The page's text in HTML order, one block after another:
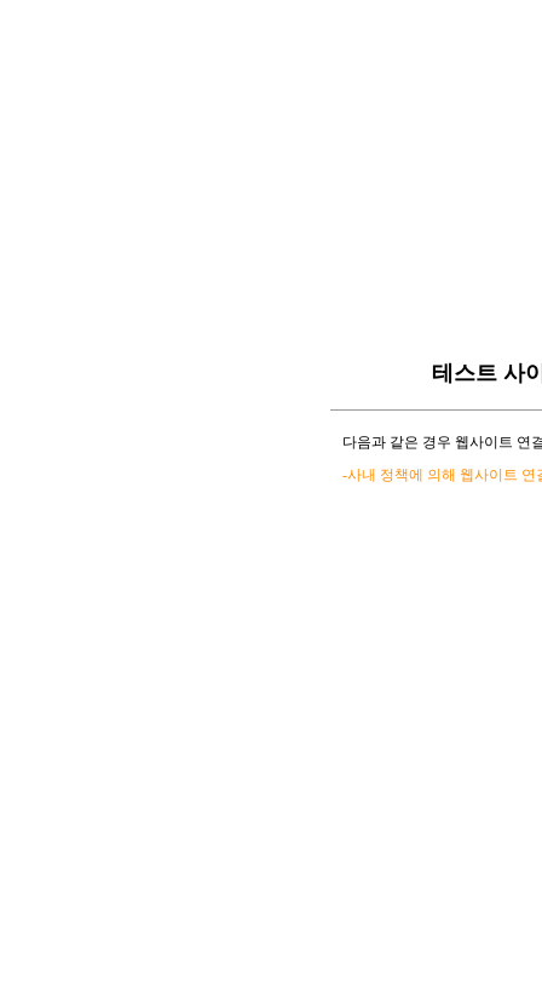
테스트 사
다음과 같은 경우 웹사이트 연
-사내 정책에 의해 웹사이트